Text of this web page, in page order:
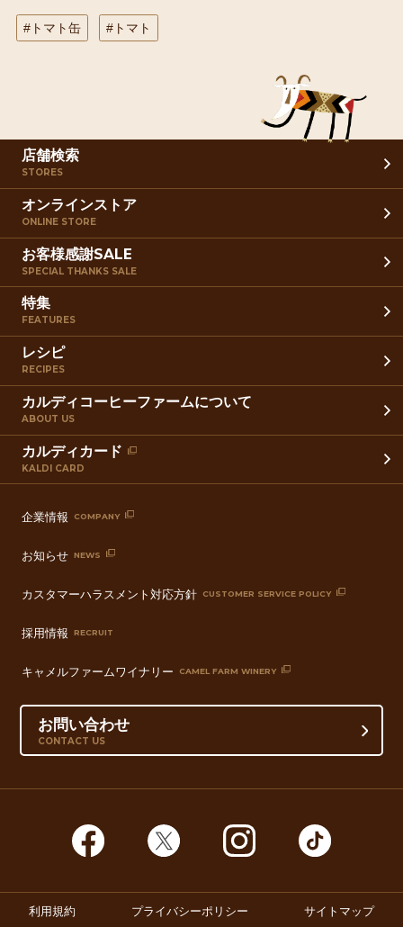
#トマト缶 #トマト
店舗検索
STORES
オンラインストア
ONLINE STORE
お客様感謝SALE
SPECIAL THANKS SALE
特集
FEATURES
レシピ
RECIPES
カルディコーヒーファームについて
ABOUT US
カルディカード
KALDI CARD
企業情報 COMPANY
お知らせ NEWS
カスタマーハラスメント対応方針 CUSTOMER SERVICE POLICY
採用情報 RECRUIT
キャメルファームワイナリー CAMEL FARM WINERY
お問い合わせ
CONTACT US
利用規約 プライバシーポリシー サイトマップ